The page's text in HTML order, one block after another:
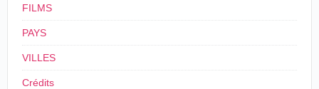
FILMS
PAYS
VILLES
Crédits